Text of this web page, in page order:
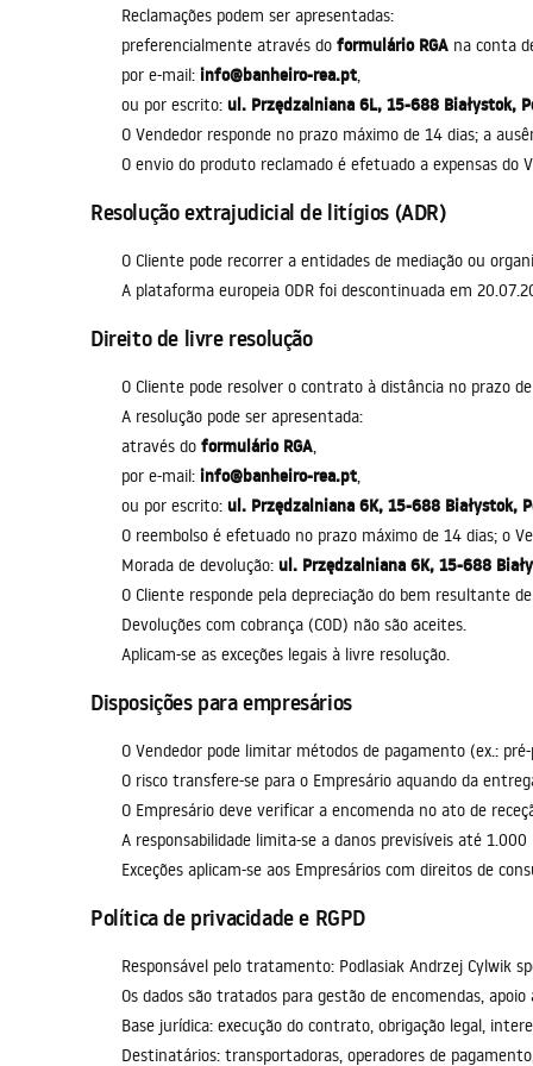
Reclamações podem ser apresentadas:
preferencialmente através do formulário RGA na conta
por e-mail: info@banheiro-rea.pt,
ou por escrito: ul. Przędzalniana 6L, 15-688 Białystok,
O Vendedor responde no prazo máximo de 14 dias; a
O envio do produto reclamado é efetuado a expensas do
Resolução extrajudicial de litígios (ADR)
O Cliente pode recorrer a entidades de mediação ou
A plataforma europeia ODR foi descontinuada em
Direito de livre resolução
O Cliente pode resolver o contrato à distância no prazo
A resolução pode ser apresentada:
através do formulário RGA,
por e-mail: info@banheiro-rea.pt,
ou por escrito: ul. Przędzalniana 6K, 15-688 Białystok,
O reembolso é efetuado no prazo máximo de 14 dias; o
Morada de devolução: ul. Przędzalniana 6K, 15-688
O Cliente responde pela depreciação do bem resultante
Devoluções com cobrança (COD) não são aceites.
Aplicam-se as exceções legais à livre resolução.
Disposições para empresários
O Vendedor pode limitar métodos de pagamento (ex.:
O risco transfere-se para o Empresário aquando da
O Empresário deve verificar a encomenda no ato de
A responsabilidade limita-se a danos previsíveis até
Exceções aplicam-se aos Empresários com direitos de
Política de privacidade e RGPD
Responsável pelo tratamento: Podlasiak Andrzej Cylwik
Os dados são tratados para gestão de encomendas,
Base jurídica: execução do contrato, obrigação legal,
Destinatários: transportadoras, operadores de